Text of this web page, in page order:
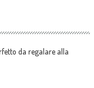
da regalare alla